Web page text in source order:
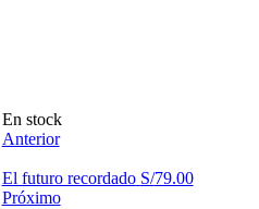
En stock
Anterior
El futuro recordado S/79.00
Próximo